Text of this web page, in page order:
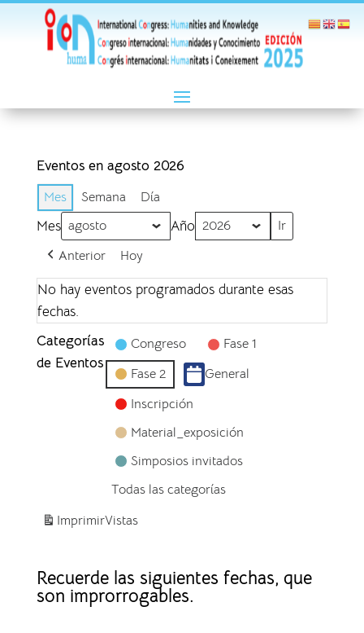
Eventos en agosto 2026
Mes Semana Día
Mes Año
Anterior Hoy
No hay eventos programados durante esas
fechas.
Categorías
de Eventos
Congreso
Fase 1
Fase 2
General
Inscripción
Material_exposición
Simposios invitados
Todas las categorías
ImprimirVistas
Recuerde las siguientes fechas, que
son improrrogables.